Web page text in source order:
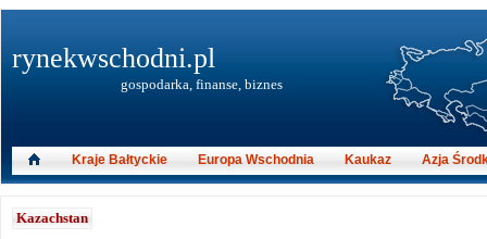
Kazachstan
rynekwschodni.pl
gospodarka, finanse, biznes
Kraje Bałtyckie Europa Wschodnia Kaukaz Azja